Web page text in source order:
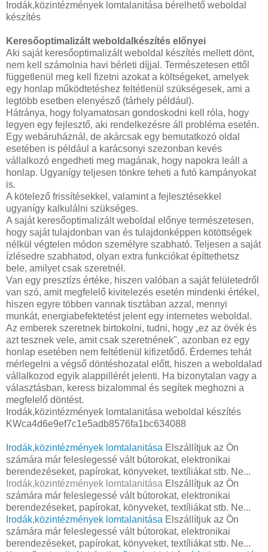
Irodák,közintézmények lomtalanitása bérelhető weboldal
készítés
Keresőoptimalizált weboldalkészítés előnyei
Aki saját keresőoptimalizált weboldal készítés mellett dönt,
nem kell számolnia havi bérleti díjjal. Természetesen ettől
függetlenül meg kell fizetni azokat a költségeket, amelyek
egy honlap működtetéshez feltétlenül szükségesek, ami a
legtöbb esetben elenyésző (tárhely például).
Hátránya, hogy folyamatosan gondoskodni kell róla, hogy
legyen egy fejlesztő, aki rendelkezésre áll probléma esetén.
Egy webáruháznál, de akárcsak egy bemutatkozó oldal
esetében is például a karácsonyi szezonban kevés
vállalkozó engedheti meg magának, hogy napokra leáll a
honlap. Ugyanígy teljesen tönkre teheti a futó kampányokat
is.
A kötelező frissítésekkel, valamint a fejlesztésekkel
ugyanígy kalkulálni szükséges.
A saját keresőoptimalizált weboldal előnye természetesen,
hogy saját tulajdonban van és tulajdonképpen kötöttségek
nélkül végtelen módon személyre szabható. Teljesen a saját
ízlésedre szabhatod, olyan extra funkciókat építtethetsz
bele, amilyet csak szeretnél.
Van egy presztízs értéke, hiszen valóban a saját felületedről
van szó, amit megfelelő kivitelezés esetén mindenki értékel,
hiszen egyre többen vannak tisztában azzal, mennyi
munkát, energiabefektetést jelent egy internetes weboldal.
Az emberek szeretnek birtokolni, tudni, hogy „ez az övék és
azt tesznek vele, amit csak szeretnének", azonban ez egy
honlap esetében nem feltétlenül kifizetődő. Érdemes tehát
mérlegelni a végső döntéshozatal előtt, hiszen a weboldalad
vállalkozod egyik alappillérét jelenti. Ha bizonytalan vagy a
választásban, keress bizalommal és segítek meghozni a
megfelelő döntést.
Irodák,közintézmények lomtalanitása weboldal készítés
KWca4d6e9ef7c1e5adb8576fa1bc634088
Irodák,közintézmények lomtalanitása Elszállítjuk az Ön
számára már feleslegessé vált bútorokat, elektronikai
berendezéseket, papírokat, könyveket, textíliákat stb. Ne...
Irodák,közintézmények lomtalanitása Elszállítjuk az Ön
számára már feleslegessé vált bútorokat, elektronikai
berendezéseket, papírokat, könyveket, textíliákat stb. Ne...
Irodák,közintézmények lomtalanitása Elszállítjuk az Ön
számára már feleslegessé vált bútorokat, elektronikai
berendezéseket, papírokat, könyveket, textíliákat stb. Ne...